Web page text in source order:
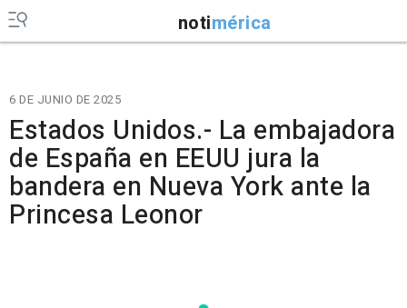
notimérica
6 DE JUNIO DE 2025
Estados Unidos.- La embajadora
de España en EEUU jura la
bandera en Nueva York ante la
Princesa Leonor